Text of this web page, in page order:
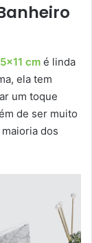
cm é linda
ela tem
um toque
de ser muito
dos